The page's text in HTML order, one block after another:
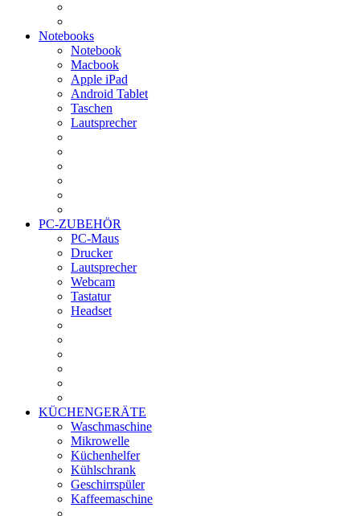
Notebooks
Notebook
Macbook
Apple iPad
Android Tablet
Taschen
Lautsprecher
PC-ZUBEHÖR
PC-Maus
Drucker
Lautsprecher
Webcam
Tastatur
Headset
KÜCHENGERÄTE
Waschmaschine
Mikrowelle
Küchenhelfer
Kühlschrank
Geschirrspüler
Kaffeemaschine